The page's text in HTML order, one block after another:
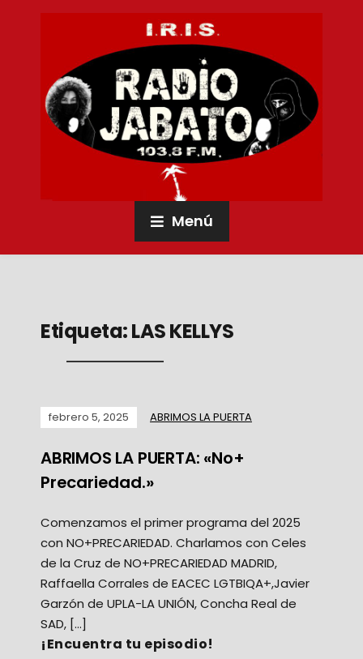
Menú
Etiqueta:LAS KELLYS
febrero 5, 2025 ABRIMOS LA PUERTA
ABRIMOS LA PUERTA: «No+
Precariedad.»
Comenzamos el primer programa del 2025
con NO+PRECARIEDAD. Charlamos con Celes
de la Cruz de NO+PRECARIEDAD MADRID,
Raffaella Corrales de EACEC LGTBIQA+,Javier
Garzón de UPLA-LA UNIÓN, Concha Real de
SAD, […]
¡Encuentra tu episodio!